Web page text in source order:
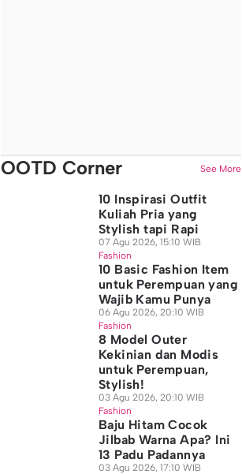
OOTD Corner See More
10 Inspirasi Outfit
Kuliah Pria yang
Stylish tapi Rapi
07 Agu 2026, 15:10 WIB
Fashion
10 Basic Fashion Item
untuk Perempuan yang
Wajib Kamu Punya
06 Agu 2026, 20:10 WIB
Fashion
8 Model Outer
Kekinian dan Modis
untuk Perempuan,
Stylish!
03 Agu 2026, 20:10 WIB
Fashion
Baju Hitam Cocok
Jilbab Warna Apa? Ini
13 Padu Padannya
03 Agu 2026, 17:10 WIB